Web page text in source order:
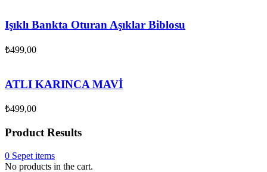
Işıklı Bankta Oturan Aşıklar Biblosu
₺499,00
ATLI KARINCA MAVİ
₺499,00
Product Results
0 Sepet items
No products in the cart.